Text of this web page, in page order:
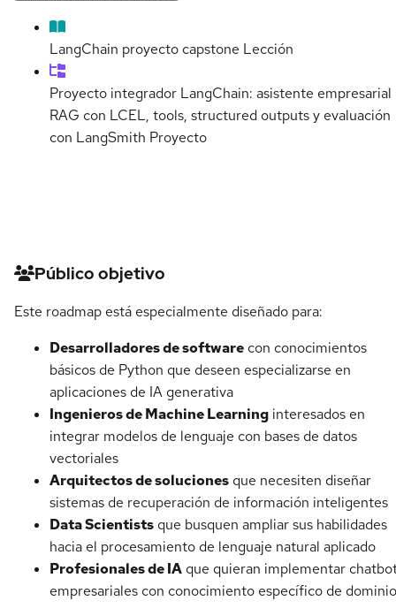
LangChain proyecto capstone Lección
Proyecto integrador LangChain: asistente empresarial
RAG con LCEL, tools, structured outputs y evaluación
con LangSmith Proyecto
Detalles del curso
Público objetivo
Este roadmap está especialmente diseñado para:
Desarrolladores de software con conocimientos
básicos de Python que deseen especializarse en
aplicaciones de IA generativa
Ingenieros de Machine Learning interesados en
integrar modelos de lenguaje con bases de datos
vectoriales
Arquitectos de soluciones que necesiten diseñar
sistemas de recuperación de información inteligentes
Data Scientists que busquen ampliar sus habilidades
hacia el procesamiento de lenguaje natural aplicado
Profesionales de IA que quieran implementar
empresariales con conocimiento específico de dominio